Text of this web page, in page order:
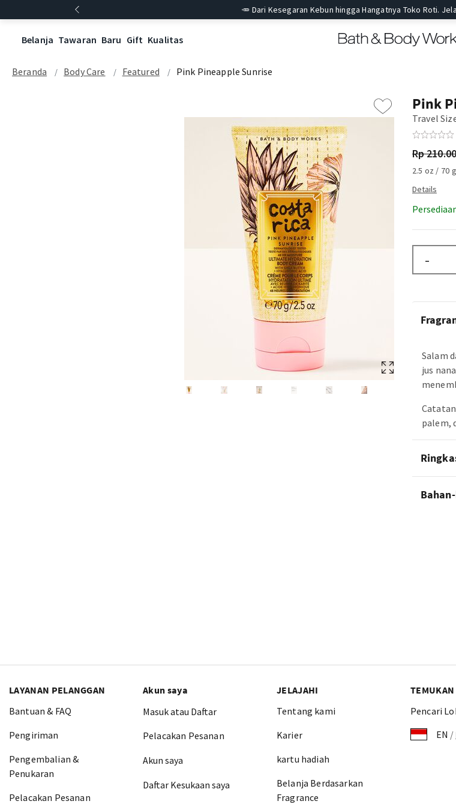
🥕 Dari Kesegaran Kebun hingga Hangatnya Toko Roti.
Belanja Tawaran Baru Gift Kualitas
Beranda Body Care Featured Pink Pineapple Sunrise
Pink
Travel
Rp
2.5 oz / 70 g
–
Salam
jus
palem,
LAYANAN PELANGGAN
Bantuan & FAQ
Pengiriman
Pengembalian &
Penukaran
Pelacakan Pesanan
Akun saya
Masuk atau Daftar
Pelacakan Pesanan
Akun saya
Daftar Kesukaan saya
JELAJAHI
Tentang kami
Karier
kartu hadiah
Belanja Berdasarkan
Fragrance
Pencari
EN /